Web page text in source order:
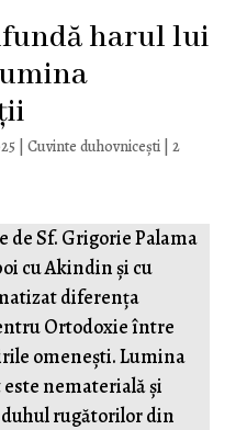
harul lui
| Cuvinte duhovnicești| 2
Sf. Grigorie Palama
cu Akindin și cu
diferența
Ortodoxie între
omenești. Lumina
nematerială și
rugătorilor din